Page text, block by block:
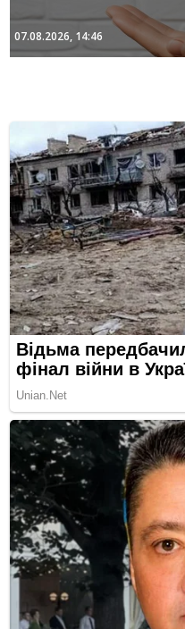
07.08.2026, 14:46